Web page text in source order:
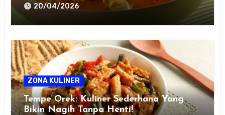
20/04/2026
ZONA KULINER
Tempe Orek: Kuliner Sederhana Yang
Bikin Nagih Tanpa Henti!